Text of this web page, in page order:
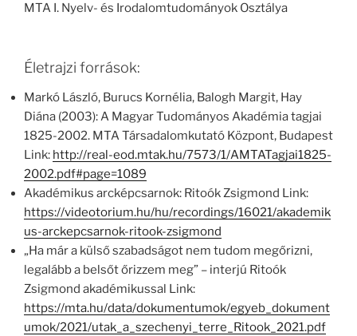
MTA I. Nyelv- és Irodalomtudományok Osztálya
Életrajzi források:
Markó László, Burucs Kornélia, Balogh Margit, Hay
Diána (2003): A Magyar Tudományos Akadémia tagjai
1825-2002. MTA Társadalomkutató Központ, Budapest
Link: http://real-eod.mtak.hu/7573/1/AMTATagjai1825-
2002.pdf#page=1089
Akadémikus arcképcsarnok: Ritoók Zsigmond Link:
https://videotorium.hu/hu/recordings/16021/akademik
us-arckepcsarnok-ritook-zsigmond
„Ha már a külső szabadságot nem tudom megőrizni,
legalább a belsőt őrizzem meg” – interjú Ritoók
Zsigmond akadémikussal Link:
https://mta.hu/data/dokumentumok/egyeb_dokument
umok/2021/utak_a_szechenyi_terre_Ritook_2021.pdf